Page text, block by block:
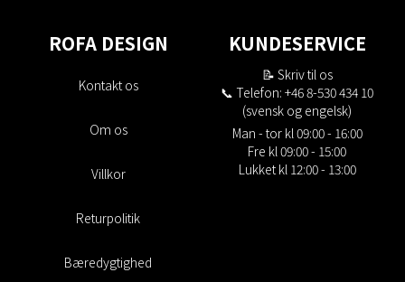
ROFA DESIGN
Kontakt os
Om os
Villkor
Returpolitik
Bæredygtighed
KUNDESERVICE
📝 Skriv til os
📞 Telefon: +46 8-530 434 10
(svensk og engelsk)
Man - tor kl 09:00 - 16:00
Fre kl 09:00 - 15:00
Lukket kl 12:00 - 13:00